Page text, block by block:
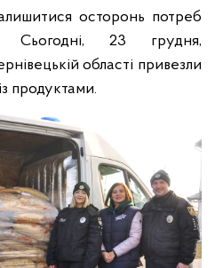
осторонь потреб
Сьогодні, 23 грудня,
області привезли
продуктами.